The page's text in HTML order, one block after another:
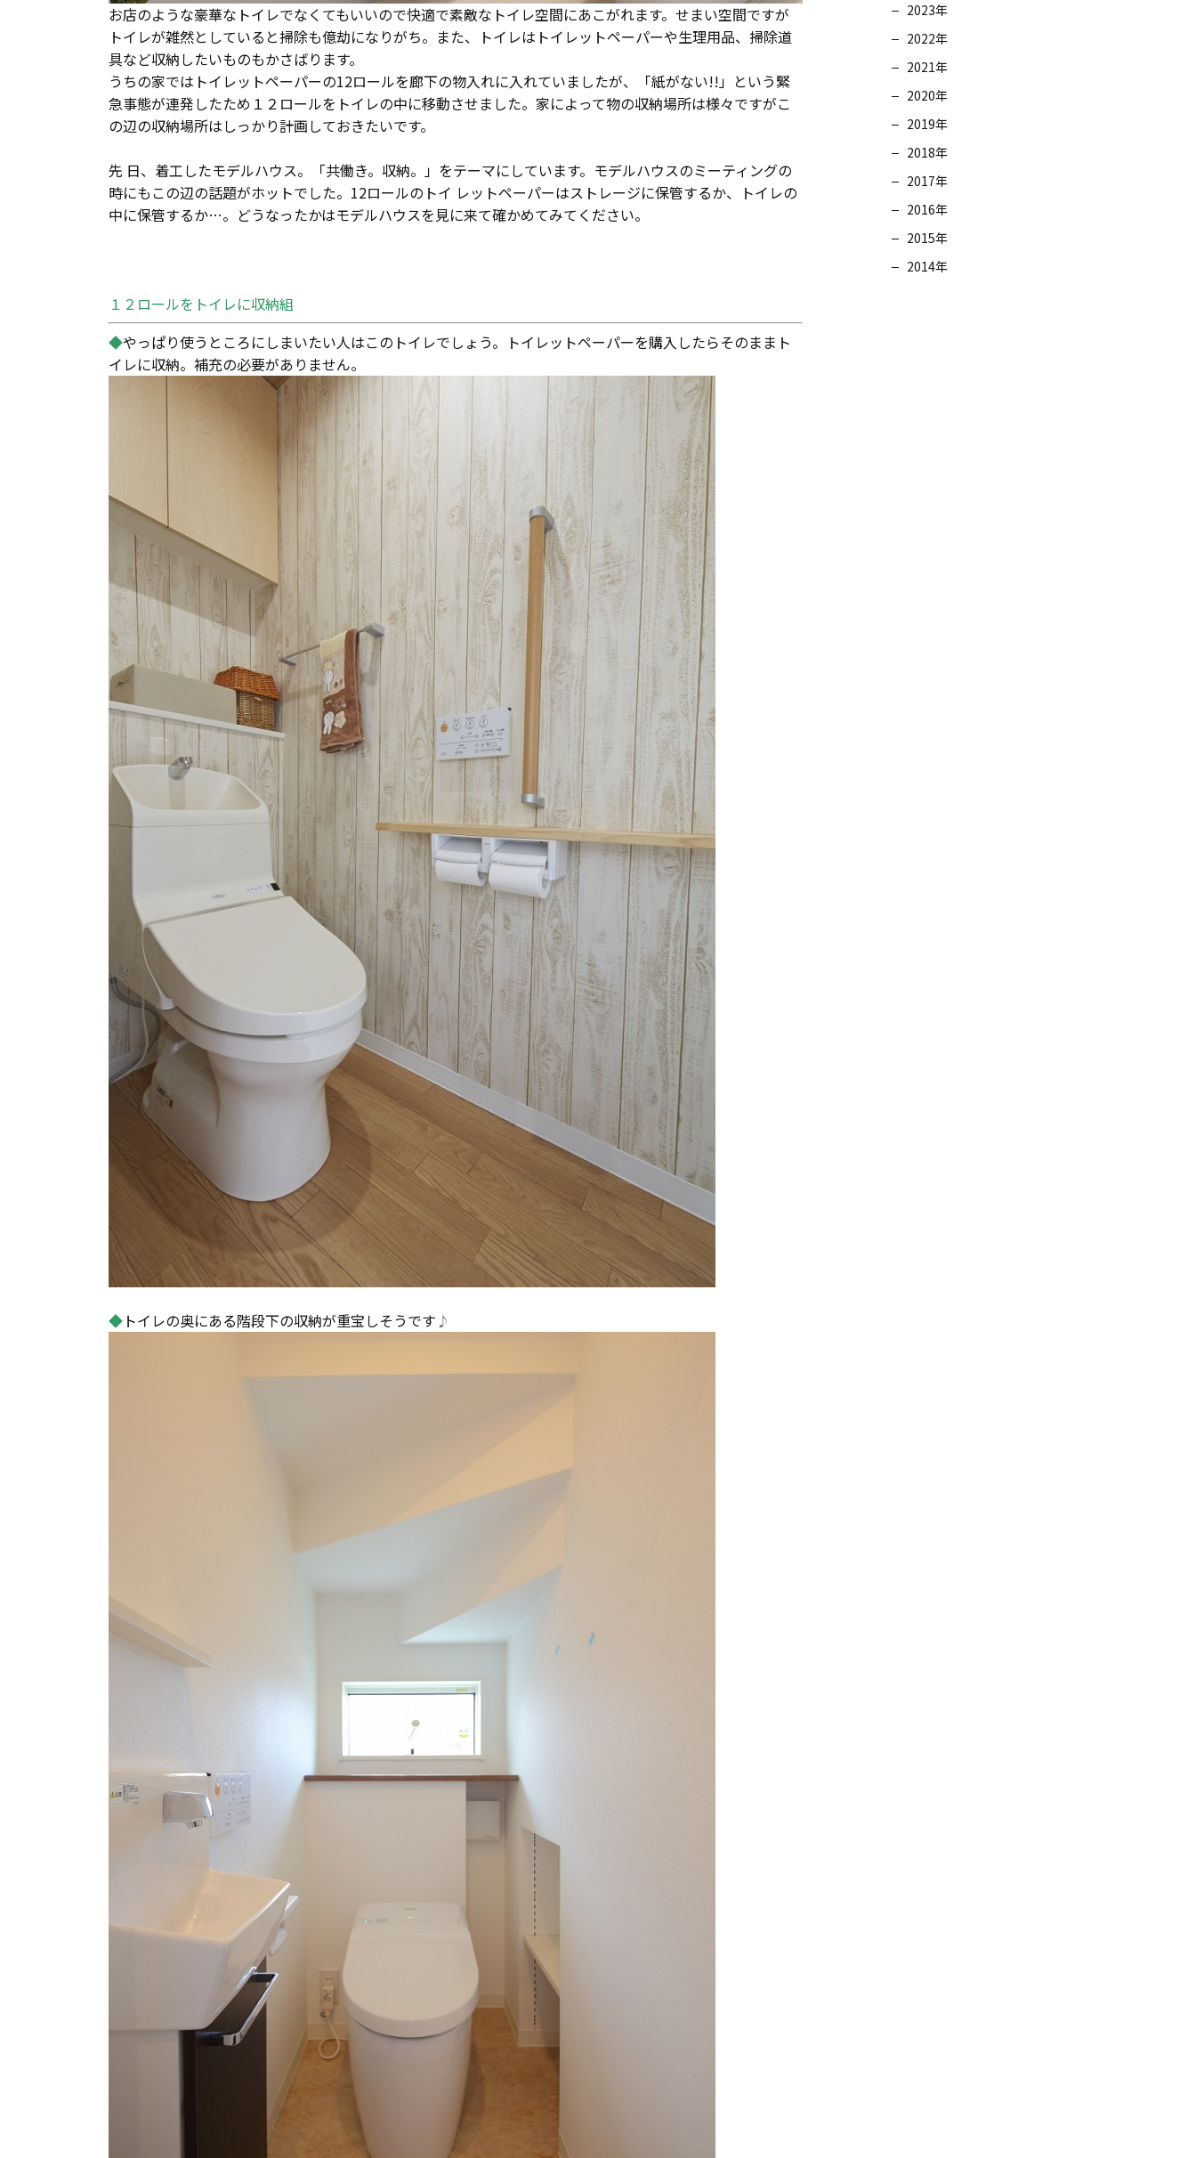
お店のような豪華なトイレでなくてもいいので快適で素敵なトイレ空間にあこがれます。せまい空間ですが
トイレが雑然としていると掃除も億劫になりがち。また、トイレはトイレットペーパーや生理用品、掃除道
具など収納したいものもかさばります。
うちの家ではトイレットペーパーの12ロールを廊下の物入れに入れていましたが、「紙がない!!」という緊
急事態が連発したため１２ロールをトイレの中に移動させました。家によって物の収納場所は様々ですがこ
の辺の収納場所はしっかり計画しておきたいです。
先 日、着工したモデルハウス。「共働き。収納。」をテーマにしています。モデルハウスのミーティングの
時にもこの辺の話題がホットでした。12ロールのトイ レットペーパーはストレージに保管するか、トイレの
中に保管するか…。どうなったかはモデルハウスを見に来て確かめてみてください。
１２ロールをトイレに収納組
◆やっぱり使うところにしまいたい人はこのトイレでしょう。トイレットペーパーを購入したらそのままト
イレに収納。補充の必要がありません。
◆ トイレの奥にある階段下の収納が重宝しそうです ♪
2023年
2022年
2021年
2020年
2019年
2018年
2017年
2016年
2015年
2014年